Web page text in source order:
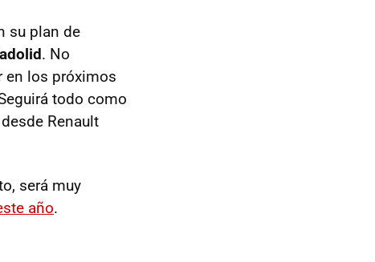
su plan de
. No
en los próximos
todo como
Renault
será muy
año.